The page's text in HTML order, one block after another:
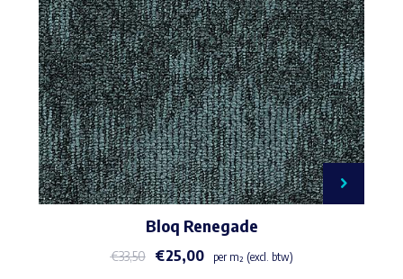
Bloq Renegade
€33,50 €25,00 per m² (excl. btw)